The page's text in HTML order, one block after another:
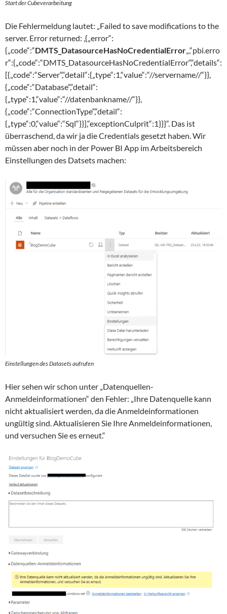
Start der Cubeverarbeitung
Die Fehlermeldung lautet: „Failed to save modifications to the
server. Error returned: ‚{„error“:
{„code“:“DMTS_DatasourceHasNoCredentialError„,“pbi.erro
r“:{„code“:“DMTS_DatasourceHasNoCredentialError“,“details“:
[{„code“:“Server“,“detail“:{„type“:1,“value“:“//servername//“}},
{„code“:“Database“,“detail“:
{„type“:1,“value“:“//datenbankname//“}},
{„code“:“ConnectionType“,“detail“:
{„type“:0,“value“:“Sql“}}],“exceptionCulprit“:1}}}“. Das ist
überraschend, da wir ja die Credentials gesetzt haben. Wir
müssen aber noch in der Power BI App im Arbeitsbereich
Einstellungen des Datsets machen:
Einstellungen des Datasets aufrufen
Hier sehen wir schon unter „Datenquellen-
Anmeldeinformationen“ den Fehler: „Ihre Datenquelle kann
nicht aktualisiert werden, da die Anmeldeinformationen
ungültig sind. Aktualisieren Sie Ihre Anmeldeinformationen,
und versuchen Sie es erneut.“